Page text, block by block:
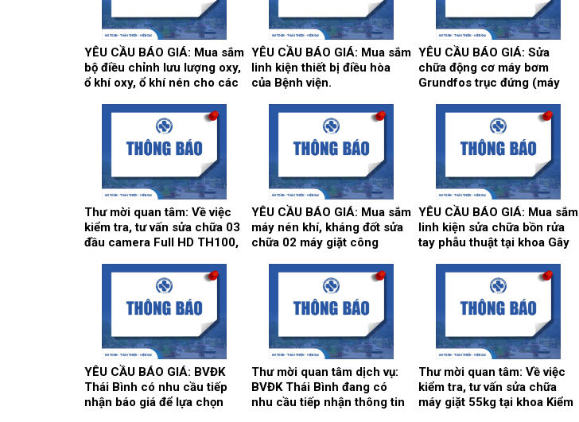
YÊU CẦU BÁO GIÁ: Mua sắm
bộ điều chỉnh lưu lượng oxy,
ổ khí oxy, ổ khí nén cho các
YÊU CẦU BÁO GIÁ: Mua sắm
linh kiện thiết bị điều hòa
của Bệnh viện.
YÊU CẦU BÁO GIÁ: Sửa
chữa động cơ máy bơm
Grundfos trục đứng (máy
trục ngang (máy bơm số 3)
tại trạm bơm nước tổng của
Bệnh viện.
Thư mời quan tâm: Về việc
kiểm tra, tư vấn sửa chữa 03
đầu camera Full HD TH100,
sản xuất: Karl Storz của
khoa Gây mê hồi sức.
YÊU CẦU BÁO GIÁ: Mua sắm
máy nén khí, kháng đốt sửa
chữa 02 máy giặt công
Hãng sx: Shanghai
Qingsheng Washing
Equipment CO., Ltd. tại khoa
Kiểm soát nhiễm khuẩn.
YÊU CẦU BÁO GIÁ: Mua sắm
linh kiện sửa chữa bồn rửa
tay phẫu thuật tại khoa Gây
tích cực – Chống độc.
YÊU CẦU BÁO GIÁ: BVĐK
Thái Bình có nhu cầu tiếp
nhận báo giá để lựa chọn
Thư mời quan tâm dịch vụ:
BVĐK Thái Bình đang có
nhu cầu tiếp nhận thông tin
Thư mời quan tâm: Về việc
kiểm tra, tư vấn sửa chữa
máy giặt 55kg tại khoa Kiểm